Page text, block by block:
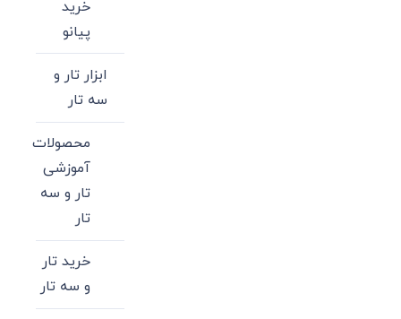
خرید
پیانو
ابزار تار و
سه تار
محصولات
آموزشی
تار و سه
تار
خرید تار
و سه تار